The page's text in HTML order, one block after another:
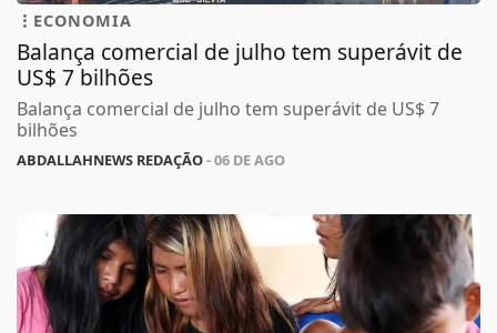
ECONOMIA
Balança comercial de julho tem superávit de
US$ 7 bilhões
Balança comercial de julho tem superávit de US$ 7
bilhões
ABDALLAHNEWS REDAÇÃO- 06 DE AGO